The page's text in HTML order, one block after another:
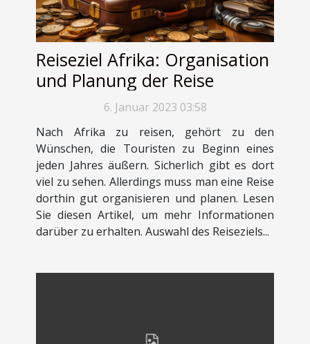
Reiseziel Afrika: Organisation
und Planung der Reise
6. Januar 2023 03:58
Nach Afrika zu reisen, gehört zu den
Wünschen, die Touristen zu Beginn eines
jeden Jahres äußern. Sicherlich gibt es dort
viel zu sehen. Allerdings muss man eine Reise
dorthin gut organisieren und planen. Lesen
Sie diesen Artikel, um mehr Informationen
darüber zu erhalten. Auswahl des Reiseziels...